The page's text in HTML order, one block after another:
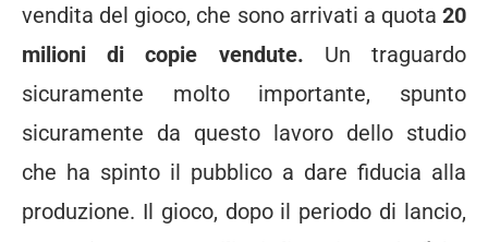
vendita del gioco, che sono arrivati a quota 20
milioni di copie vendute. Un traguardo
sicuramente molto importante, spunto
sicuramente da questo lavoro dello studio
che ha spinto il pubblico a dare fiducia alla
produzione. Il gioco, dopo il periodo di lancio,